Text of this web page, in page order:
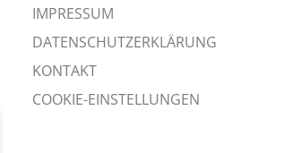
IMPRESSUM
DATENSCHUTZERKLÄRUNG
KONTAKT
COOKIE-EINSTELLUNGEN